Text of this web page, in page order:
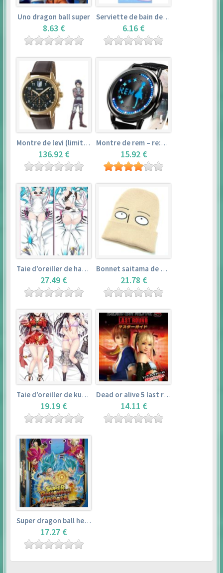
Uno dragon ball super
8.63 €
Serviette de bain de rem (120×60cm) – re:zero kara hajimeru isekai seikatsu
6.16 €
Montre de levi (limited edition) – shingeki no kyojin
136.92 €
Montre de rem – re:zero kara hajimeru isekai seikatsu
15.92 €
Taie d’oreiller de hatsune miku (150cm×50cm) – vocaloid
27.49 €
Bonnet saitama de one punch man
21.78 €
Taie d’oreiller de kurosawa dia (160x50cm) – love live! sunshine!!
19.19 €
Dead or alive 5 last round master guide
14.11 €
Super dragon ball heroes : official 4 pocket binder set
17.27 €